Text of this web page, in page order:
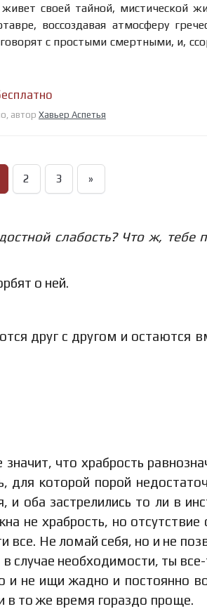
своей тайной, мистической
воссоздавая атмосферу
с простыми смертными, и,
автор Хавьер Аспетья
2 3 »
слабость? Что ж, тебе
о ней.
друг с другом и остаются
что храбрость
для которой порой
оба застрелились то ли в
не храбрость, но отсутствие
все. Не ломай себя, но и не
в случае необходимости, ты
и не ищи жадно и постоянно
в то же время гораздо проще.